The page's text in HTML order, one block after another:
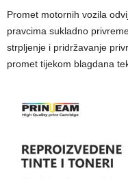
Promet motornih vozila
pravcima sukladno
strpljenje i pridržavanje
promet tijekom blagdana